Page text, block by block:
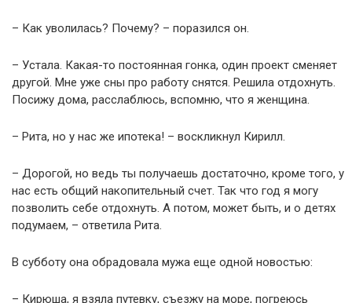
– Как уволилась? Почему? – поразился он.
– Устала. Какая-то постоянная гонка, один проект сменяет
другой. Мне уже сны про работу снятся. Решила отдохнуть.
Посижу дома, расслаблюсь, вспомню, что я женщина.
– Рита, но у нас же ипотека! – воскликнул Кирилл.
– Дорогой, но ведь ты получаешь достаточно, кроме того, у
нас есть общий накопительный счет. Так что год я могу
позволить себе отдохнуть. А потом, может быть, и о детях
подумаем, – ответила Рита.
В субботу она обрадовала мужа еще одной новостью:
– Кирюша, я взяла путевку, съезжу на море, погреюсь